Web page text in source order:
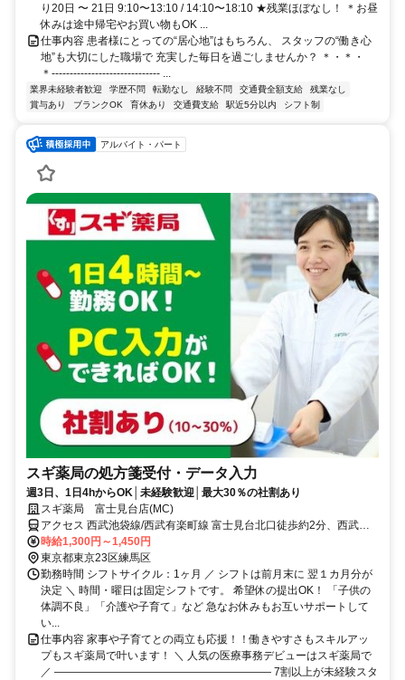
り20日 〜 21日 9:10〜13:10 / 14:10〜18:10 ★残業ほぼなし！ ＊お昼
休みは途中帰宅やお買い物もOK ...
仕事内容 患者様にとっての“居心地”はもちろん、 スタッフの“働き心
地”も大切にした職場で 充実した毎日を過ごしませんか？ ＊・＊・
＊-‐-‐-‐-‐-‐-‐-‐-‐-‐-‐-‐-‐-‐-‐-‐ ...
業界未経験者歓迎 学歴不問 転勤なし 経験不問 交通費全額支給
残業なし
賞与あり
ブランクOK 育休あり 交通費支給 駅近5分以内 シフト制
アルバイト・パート
スギ薬局の処方箋受付・データ入力
週3日、1日4hからOK│未経験歓迎│最大30％の社割あり
スギ薬局 富士見台店(MC)
アクセス 西武池袋線/西武有楽町線 富士見台北口徒歩約2分、西武池
袋線/西武有楽町線 中村橋徒歩約13分、西武池袋線/西武有楽町線 練馬
高野台南口徒歩約14分
時給1,300円～1,450円
東京都東京23区練馬区
勤務時間 シフトサイクル：1ヶ月 ／ シフトは前月末に 翌１カ月分が
決定 ＼ 時間・曜日は固定シフトです。 希望休の提出OK！ 「子供の
体調不良」「介護や子育て」など 急なお休みもお互いサポートして
い...
仕事内容 家事や子育てとの両立も応援！！働きやすさもスキルアッ
プもスギ薬局で叶います！ ＼ 人気の医療事務デビューはスギ薬局で
／ ―――――――――――――――――――― 7割以上が未経験スタ